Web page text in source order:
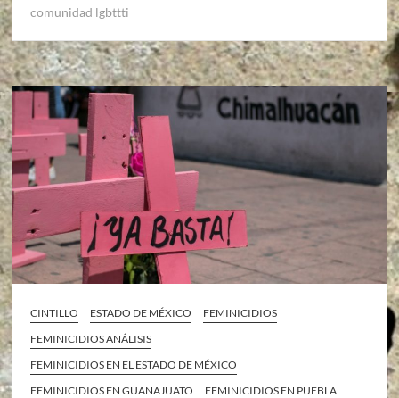
comunidad lgbttti
CINTILLO ESTADO DE MÉXICO
FEMINICIDIOS
FEMINICIDIOS ANÁLISIS
FEMINICIDIOS EN EL ESTADO DE MÉXICO
FEMINICIDIOS EN GUANAJUATO
FEMINICIDIOS EN PUEBLA